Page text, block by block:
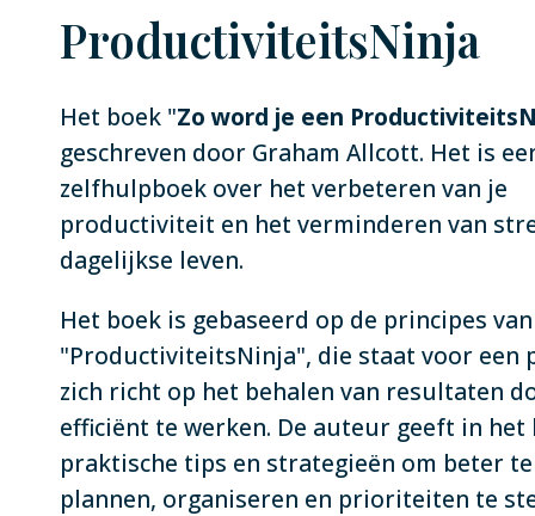
ProductiviteitsNinja
Het boek "Zo word je een
geschreven door Graham Allcott. Het is
zelfhulpboek over het verbeteren van je
productiviteit en het verminderen van
dagelijkse leven.
Het boek is gebaseerd op de principes
"ProductiviteitsNinja", die staat voor een
zich richt op het behalen van resultaten
efficiënt te werken. De auteur geeft in het
praktische tips en strategieën om beter
plannen, organiseren en prioriteiten te